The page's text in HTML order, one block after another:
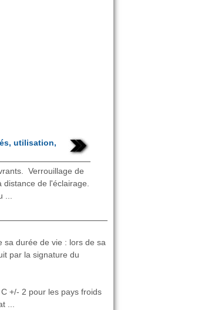
utilisation,
Verrouillage de
de l'éclairage.
sa durée de vie : lors de sa
par la signature du
+/- 2 pour les pays froids
...